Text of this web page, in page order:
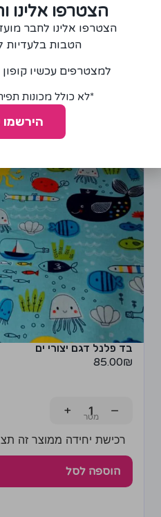
רכישת יחידה ממוצר זה תצברו 2
בד פלנל דגם יצורי ים
85.00₪
−
+
רכישת יחידה ממוצר זה תצברו 4
הוספה לסל
הצטרפו אלינו
הצטרפו אלינו לחבר
הטבות בלעדיות
למצטרפים עכשיו קופון
*לא כולל מכונות
הירשמו